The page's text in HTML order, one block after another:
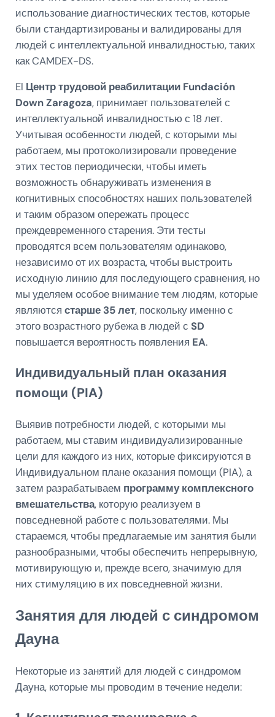
использование диагностических тестов, которые
были стандартизированы и валидированы для
людей с интеллектуальной инвалидностью, таких
как CAMDEX-DS.
El Центр трудовой реабилитации Fundación
Down Zaragoza, принимает пользователей с
интеллектуальной инвалидностью с 18 лет.
Учитывая особенности людей, с которыми мы
работаем, мы протоколизировали проведение
этих тестов периодически, чтобы иметь
возможность обнаруживать изменения в
когнитивных способностях наших пользователей
и таким образом опережать процесс
преждевременного старения. Эти тесты
проводятся всем пользователям одинаково,
независимо от их возраста, чтобы выстроить
исходную линию для последующего сравнения, но
мы уделяем особое внимание тем людям, которые
являются старше 35 лет, поскольку именно с
этого возрастного рубежа в людей с SD
повышается вероятность появления EA.
Индивидуальный план оказания
помощи (PIA)
Выявив потребности людей, с которыми мы
работаем, мы ставим индивидуализированные
цели для каждого из них, которые фиксируются в
Индивидуальном плане оказания помощи (PIA), а
затем разрабатываем программу комплексного
вмешательства, которую реализуем в
повседневной работе с пользователями. Мы
стараемся, чтобы предлагаемые им занятия были
разнообразными, чтобы обеспечить непрерывную,
мотивирующую и, прежде всего, значимую для
них стимуляцию в их повседневной жизни.
Занятия для людей с синдромом
Дауна
Некоторые из занятий для людей с синдромом
Дауна, которые мы проводим в течение недели: